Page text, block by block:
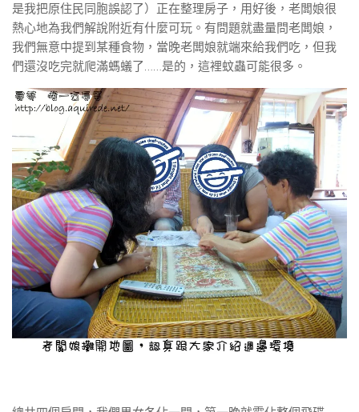
是我把原住民同胞誤認了）正在整理房子，用好後，老闆娘很
熱心地為我們解說附近有什麼可玩。有問題就盡量問老闆娘，
我們無意中提到某種食物，當晚老闆娘就端來給我們吃，但我
們還沒吃完就爬滿螞蟻了……是的，這裡蚊蟲可能很多。